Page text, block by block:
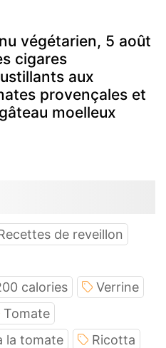
végétarien, 5 août
cigares
aux
provençales et
moelleux
de reveillon
calories
Verrine
Tomate
la tomate
Ricotta